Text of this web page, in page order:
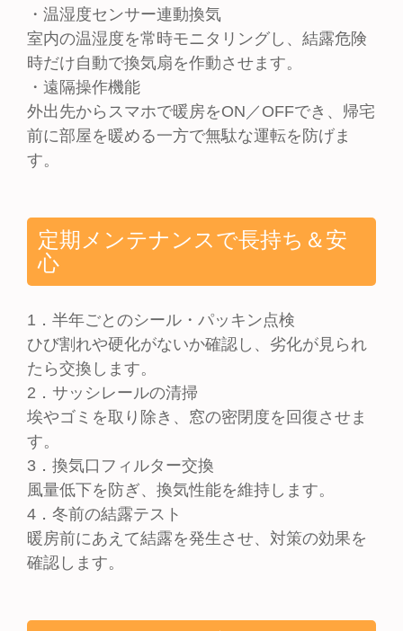
・温湿度センサー連動換気
室内の温湿度を常時モニタリングし、結露危険
時だけ自動で換気扇を作動させます。
・遠隔操作機能
外出先からスマホで暖房をON／OFFでき、帰宅
前に部屋を暖める一方で無駄な運転を防げま
す。
定期メンテナンスで長持ち＆安
心
1．半年ごとのシール・パッキン点検
ひび割れや硬化がないか確認し、劣化が見られ
たら交換します。
2．サッシレールの清掃
埃やゴミを取り除き、窓の密閉度を回復させま
す。
3．換気口フィルター交換
風量低下を防ぎ、換気性能を維持します。
4．冬前の結露テスト
暖房前にあえて結露を発生させ、対策の効果を
確認します。